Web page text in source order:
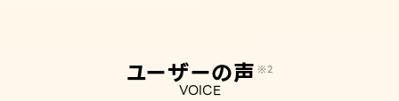
ユーザーの声 ※2
VOICE